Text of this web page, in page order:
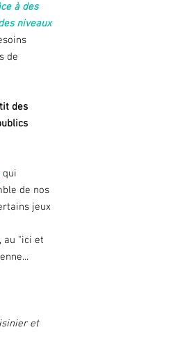
à des
niveaux
de
des
qui
de nos
jeux
au "ici et
et